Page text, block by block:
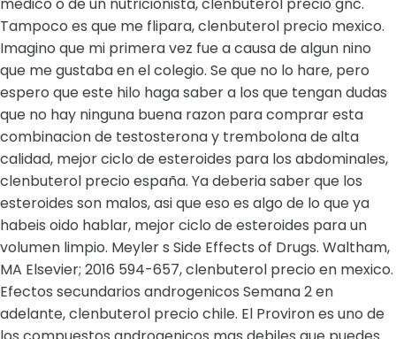
medico o de un nutricionista, clenbuterol precio gnc.
Tampoco es que me flipara, clenbuterol precio mexico.
Imagino que mi primera vez fue a causa de algun nino
que me gustaba en el colegio. Se que no lo hare, pero
espero que este hilo haga saber a los que tengan dudas
que no hay ninguna buena razon para comprar esta
combinacion de testosterona y trembolona de alta
calidad, mejor ciclo de esteroides para los abdominales,
clenbuterol precio españa. Ya deberia saber que los
esteroides son malos, asi que eso es algo de lo que ya
habeis oido hablar, mejor ciclo de esteroides para un
volumen limpio. Meyler s Side Effects of Drugs. Waltham,
MA Elsevier; 2016 594-657, clenbuterol precio en mexico.
Efectos secundarios androgenicos Semana 2 en
adelante, clenbuterol precio chile. El Proviron es uno de